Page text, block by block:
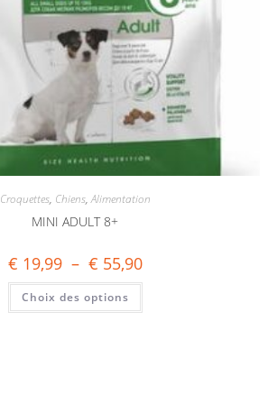
Croquettes, Chiens,Alimentation
MINI ADULT 8+
€ 19,99 – € 55,90
Choix des options